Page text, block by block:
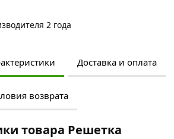
2 года
Доставка и оплата
возврата
товара Решетка